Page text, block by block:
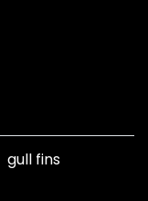
gull fins